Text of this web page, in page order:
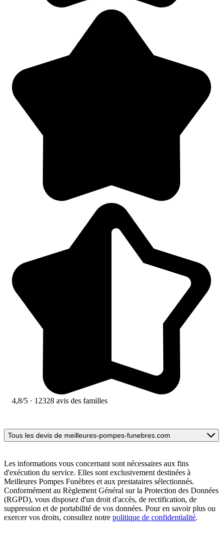
4,8/5 · 12328 avis des familles
Tous les devis de meilleures-pompes-funebres.com
Les informations vous concernant sont nécessaires aux fins
d'exécution du service. Elles sont exclusivement destinées à
Meilleures Pompes Funèbres et aux prestataires sélectionnés.
Conformément au Règlement Général sur la Protection des Données
(RGPD), vous disposez d'un droit d'accès, de rectification, de
suppression et de portabilité de vos données. Pour en savoir plus ou
exercer vos droits, consultez notre politique de confidentialité.